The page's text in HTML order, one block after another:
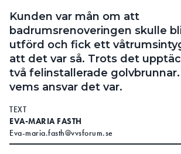
SEARCH
Kunden var mån om att
badrumsrenoveringen skulle
utförd och fick ett
att det var så. Trots det
två felinstallerade golvbrunnar.
vems ansvar det var.
TEXT
EVA-MARIA FASTH
Eva-maria.fasth@vvsforum.se